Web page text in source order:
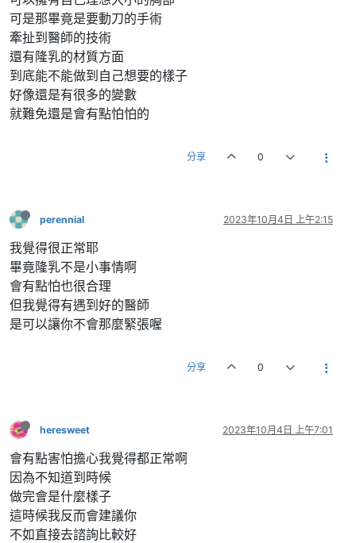
可是那畢竟是要動刀的手術
牽扯到醫師的技術
還有隆乳的材質方面
到底能不能做到自己想要的樣子
好像還是有很多的變數
就難免還是會有點怕怕的
分享 0
perennial 2023年10月4日 上午2:15
我覺得很正常耶
畢竟隆乳不是小事情啊
會有點怕也很合理
但我覺得有遇到好的醫師
是可以讓你不會那麼緊張喔
分享 0
heresweet 2023年10月4日 上午7:01
會有點害怕擔心我覺得都正常啊
因為不知道到時候
做完會是什麼樣子
這時候我反而會建議你
不如直接去諮詢比較好